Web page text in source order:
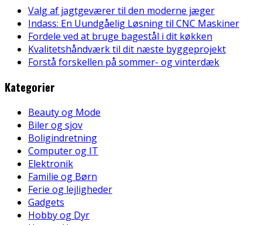
Valg af jagtgeværer til den moderne jæger
Indass: En Uundgåelig Løsning til CNC Maskiner
Fordele ved at bruge bagestål i dit køkken
Kvalitetshåndværk til dit næste byggeprojekt
Forstå forskellen på sommer- og vinterdæk
Kategorier
Beauty og Mode
Biler og sjov
Boligindretning
Computer og IT
Elektronik
Familie og Børn
Ferie og lejligheder
Gadgets
Hobby og Dyr